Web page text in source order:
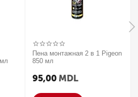
Пена монтажная 2 в 1 Pigeon
850 мл
95,00 MDL